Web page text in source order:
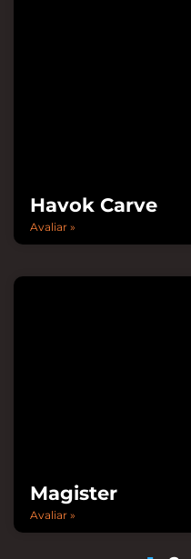
Havok Carve
Avaliar »
Magister
Avaliar »